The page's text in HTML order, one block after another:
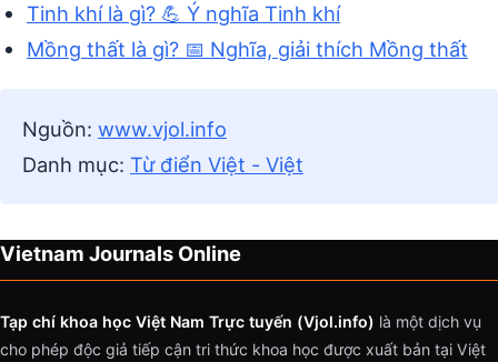
Tinh khí là gì? 💪 Ý nghĩa Tinh khí
Mồng thất là gì? 📅 Nghĩa, giải thích Mồng thất
Nguồn: www.vjol.info
Danh mục: Từ điển Việt - Việt
Vietnam Journals Online
Tạp chí khoa học Việt Nam Trực tuyến (Vjol.info) là một dịch vụ
cho phép độc giả tiếp cận tri thức khoa học được xuất bản tại Việt